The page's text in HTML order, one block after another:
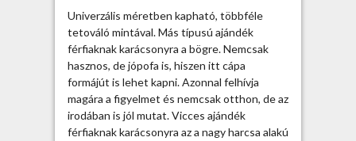
h
e
ő
a
Univerzális méretben kapható, többféle
tetováló mintával. Más típusú ajándék
férfiaknak karácsonyra a bögre. Nemcsak
hasznos, de jópofa is, hiszen itt cápa
formájút is lehet kapni. Azonnal felhívja
magára a figyelmet és nemcsak otthon, de az
irodában is jól mutat. Vicces ajándék
férfiaknak karácsonyra az a nagy harcsa alakú